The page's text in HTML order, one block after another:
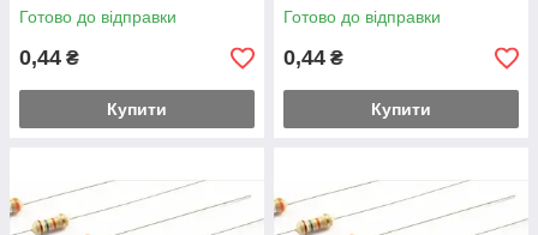
Готово до відправки
0,44 ₴
Купити
Готово до відправки
0,44 ₴
Купити